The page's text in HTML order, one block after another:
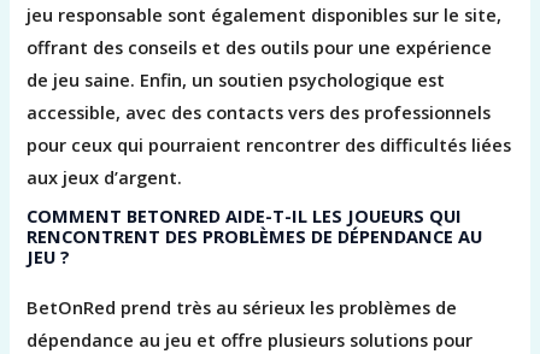
jeu responsable sont également disponibles sur le site,
offrant des conseils et des outils pour une expérience
de jeu saine. Enfin, un soutien psychologique est
accessible, avec des contacts vers des professionnels
pour ceux qui pourraient rencontrer des difficultés liées
aux jeux d’argent.
COMMENT BETONRED AIDE-T-IL LES JOUEURS QUI
RENCONTRENT DES PROBLÈMES DE DÉPENDANCE AU
JEU ?
BetOnRed prend très au sérieux les problèmes de
dépendance au jeu et offre plusieurs solutions pour